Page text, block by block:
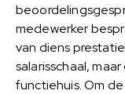
medewerker
van diens
salarisschaal,
functiehuis. Om